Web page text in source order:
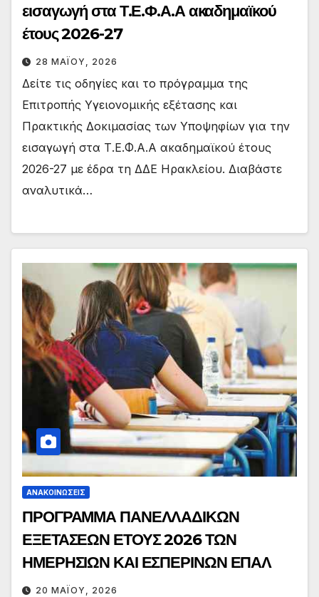
εισαγωγή στα Τ.Ε.Φ.Α.Α ακαδημαϊκού
έτους 2026-27
28 ΜΑΪ́ΟΥ, 2026
Δείτε τις οδηγίες και το πρόγραμμα της
Επιτροπής Υγειονομικής εξέτασης και
Πρακτικής Δοκιμασίας των Υποψηφίων για την
εισαγωγή στα Τ.Ε.Φ.Α.Α ακαδημαϊκού έτους
2026-27 με έδρα τη ΔΔΕ Ηρακλείου. Διαβάστε
αναλυτικά…
ΑΝΑΚΟΙΝΏΣΕΙΣ
ΠΡΟΓΡΑΜΜΑ ΠΑΝΕΛΛΑΔΙΚΩΝ
ΕΞΕΤΑΣΕΩΝ ΕΤΟΥΣ 2026 ΤΩΝ
ΗΜΕΡΗΣΙΩΝ ΚΑΙ ΕΣΠΕΡΙΝΩΝ ΕΠΑΛ
20 ΜΑΪ́ΟΥ, 2026